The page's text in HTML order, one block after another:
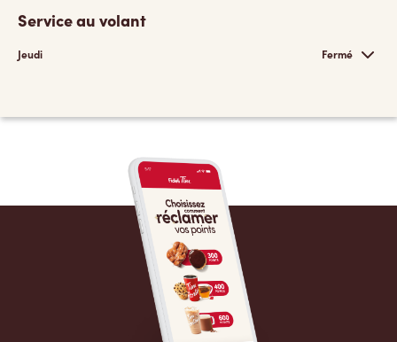
Service au volant
Jeudi Fermé